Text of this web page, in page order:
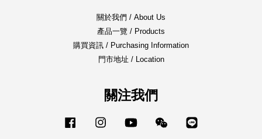
關於我們 / About Us
產品一覽 / Products
購買資訊 / Purchasing Information
門市地址 / Location
關注我們
Facebook Instagram YouTube Wechat